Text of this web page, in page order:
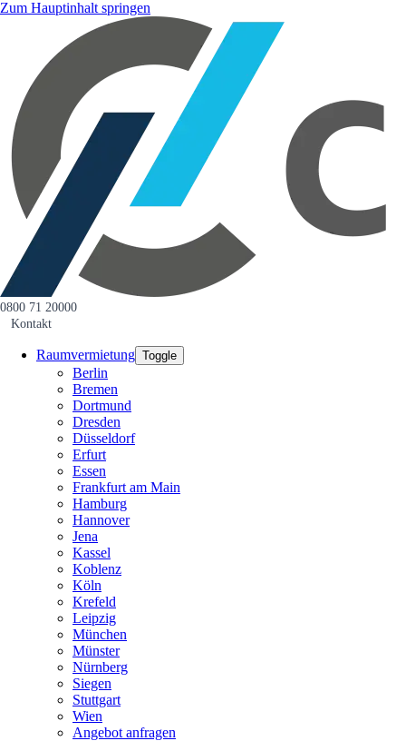
Zum Hauptinhalt springen
0800 71 20000
Kontakt
Raumvermietung Toggle
Berlin
Bremen
Dortmund
Dresden
Düsseldorf
Erfurt
Essen
Frankfurt am Main
Hamburg
Hannover
Jena
Kassel
Koblenz
Köln
Krefeld
Leipzig
München
Münster
Nürnberg
Siegen
Stuttgart
Wien
Angebot anfragen